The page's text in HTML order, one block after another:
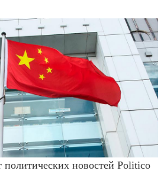
новостей Politico